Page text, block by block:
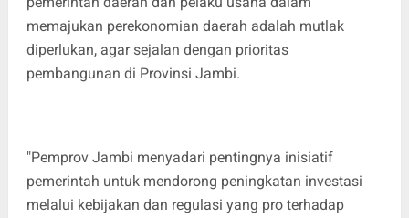
memajukan perekonomian daerah adalah mutlak
diperlukan, agar sejalan dengan prioritas
pembangunan di Provinsi Jambi.
"Pemprov Jambi menyadari pentingnya inisiatif
pemerintah untuk mendorong peningkatan investasi
melalui kebijakan dan regulasi yang pro terhadap